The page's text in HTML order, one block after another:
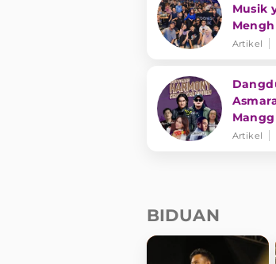
Musik
Artikel
hingga
Artikel
BIDUAN